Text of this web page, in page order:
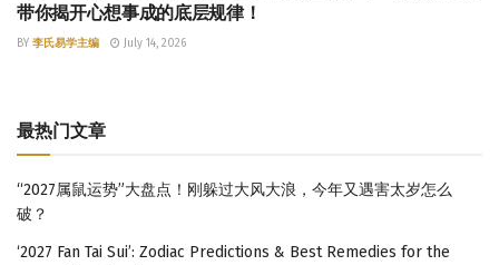
带你揭开心想事成的底层规律！
BY 李氏易学主编 July 14, 2026
最热门文章
“2027属鼠运势”大盘点！刚躲过大风大浪，今年又遇害太岁怎么
破？
‘2027 Fan Tai Sui’: Zodiac Predictions & Best Remedies for the